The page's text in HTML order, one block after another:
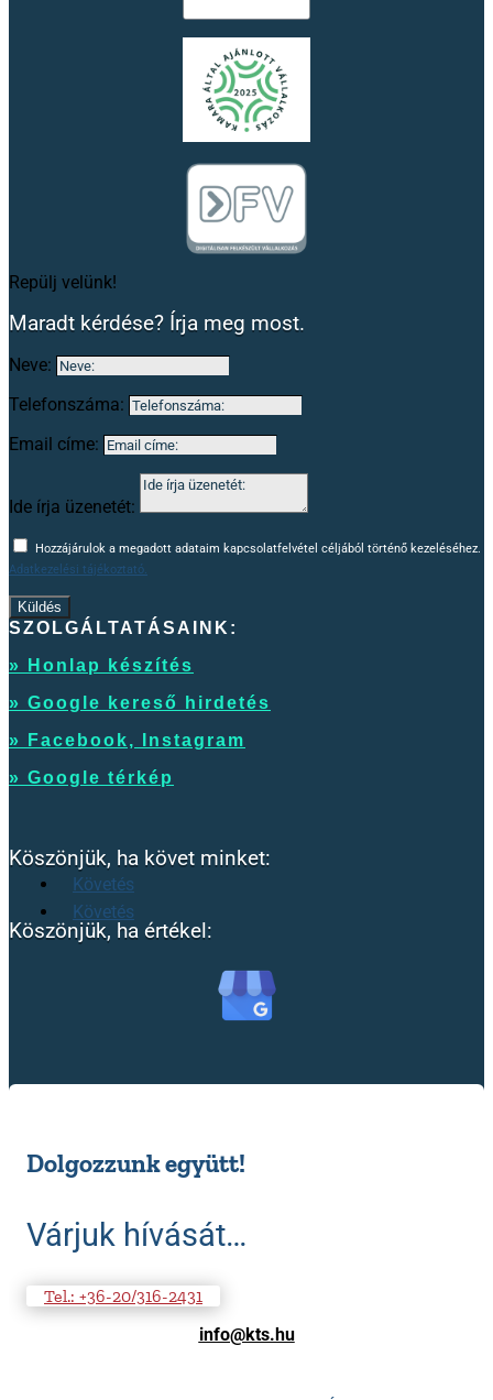
Repülj velünk!
Maradt kérdése? Írja meg most.
Neve:
Telefonszáma:
Email címe:
Ide írja üzenetét:
Hozzájárulok a megadott adataim kapcsolatfelvétel céljából történő kezeléséhez.
Adatkezelési tájékoztató.
Küldés
SZOLGÁLTATÁSAINK:
» Honlap készítés
» Google kereső hirdetés
» Facebook, Instagram
» Google térkép
Köszönjük, ha követ minket:
Követés
Követés
Köszönjük, ha értékel:
Dolgozzunk együtt!
Várjuk hívását…
Tel.: +36-20/316-2431
info@kts.hu